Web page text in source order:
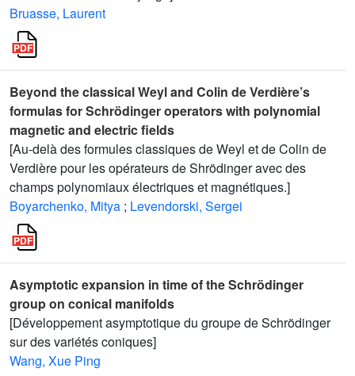
Bruasse, Laurent
Beyond the classical Weyl and Colin de Verdière’s
formulas for Schrödinger operators with polynomial
magnetic and electric fields
[Au-delà des formules classiques de Weyl et de Colin de
Verdière pour les opérateurs de Shrödinger avec des
champs polynomiaux électriques et magnétiques.]
Boyarchenko, Mitya ; Levendorski, Sergei
Asymptotic expansion in time of the Schrödinger
group on conical manifolds
[Développement asymptotique du groupe de Schrödinger
sur des variétés coniques]
Wang, Xue Ping